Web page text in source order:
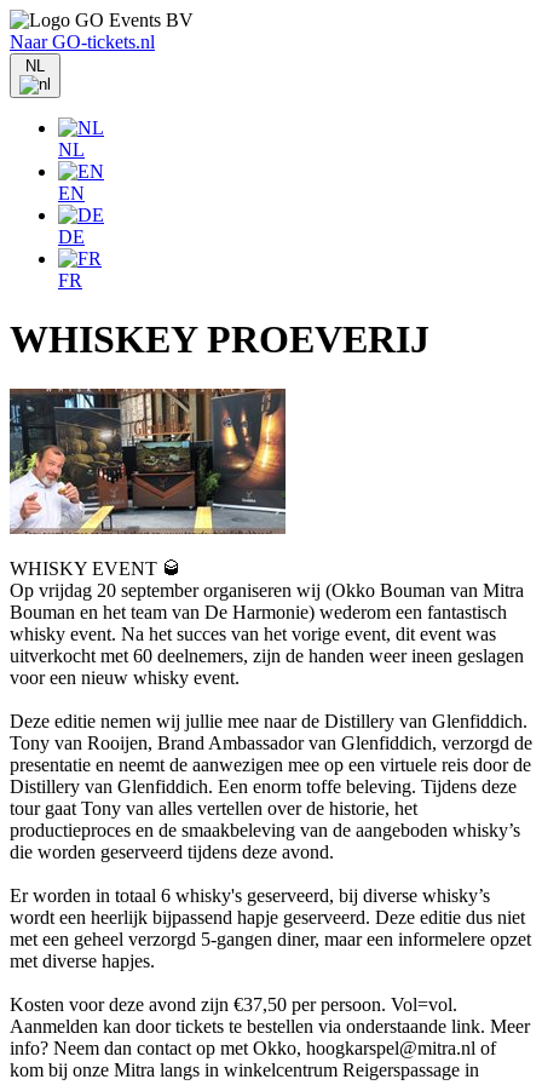
Naar GO-tickets.nl
NL
NL
EN
DE
FR
WHISKEY PROEVERIJ
WHISKY EVENT 🥃
Op vrijdag 20 september organiseren wij (Okko Bouman van Mitra
Bouman en het team van De Harmonie) wederom een fantastisch
whisky event. Na het succes van het vorige event, dit event was
uitverkocht met 60 deelnemers, zijn de handen weer ineen geslagen
voor een nieuw whisky event.
Deze editie nemen wij jullie mee naar de Distillery van Glenfiddich.
Tony van Rooijen, Brand Ambassador van Glenfiddich, verzorgd de
presentatie en neemt de aanwezigen mee op een virtuele reis door de
Distillery van Glenfiddich. Een enorm toffe beleving. Tijdens deze
tour gaat Tony van alles vertellen over de historie, het
productieproces en de smaakbeleving van de aangeboden whisky’s
die worden geserveerd tijdens deze avond.
Er worden in totaal 6 whisky's geserveerd, bij diverse whisky’s
wordt een heerlijk bijpassend hapje geserveerd. Deze editie dus niet
met een geheel verzorgd 5-gangen diner, maar een informelere opzet
met diverse hapjes.
Kosten voor deze avond zijn €37,50 per persoon. Vol=vol.
Aanmelden kan door tickets te bestellen via onderstaande link. Meer
info? Neem dan contact op met Okko, hoogkarspel@mitra.nl of
kom bij onze Mitra langs in winkelcentrum Reigerspassage in